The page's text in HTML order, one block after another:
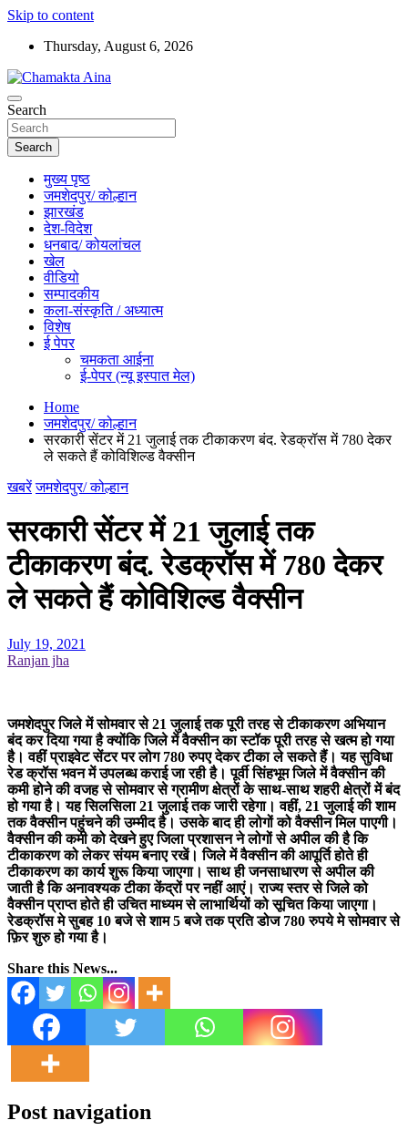
Skip to content
Thursday, August 6, 2026
Chamakta Aina
Hindi News Paper – Jharkhand
Search
Search
मुख्य पृष्ठ
जमशेदपुर/ कोल्हान
झारखंड
देश-विदेश
धनबाद/ कोयलांचल
खेल
वीडियो
सम्पादकीय
कला-संस्कृति / अध्यात्म
विशेष
ई पेपर
चमकता आईना
ई-पेपर (न्यू इस्पात मेल)
Home
जमशेदपुर/ कोल्हान
सरकारी सेंटर में 21 जुलाई तक टीकाकरण बंद. रेडक्रॉस में 780 देकर
ले सकते हैं कोविशिल्ड वैक्सीन
खबरें जमशेदपुर/ कोल्हान
सरकारी सेंटर में 21 जुलाई तक
टीकाकरण बंद. रेडक्रॉस में 780 देकर
ले सकते हैं कोविशिल्ड वैक्सीन
July 19, 2021
Ranjan jha
जमशेदपुर जिले में सोमवार से 21 जुलाई तक पूरी तरह से टीकाकरण अभियान
बंद कर दिया गया है क्योंकि जिले में वैक्सीन का स्टॉक पूरी तरह से खत्म हो गया
है। वहीं प्राइवेट सेंटर पर लोग 780 रुपए देकर टीका ले सकते हैं। यह सुविधा
रेड क्रॉस भवन में उपलब्ध कराई जा रही है। पूर्वी सिंहभूम जिले में वैक्सीन की
कमी होने की वजह से सोमवार से ग्रामीण क्षेत्रों के साथ-साथ शहरी क्षेत्रों में बंद
हो गया है। यह सिलसिला 21 जुलाई तक जारी रहेगा। वहीं, 21 जुलाई की शाम
तक वैक्सीन पहुंचने की उम्मीद है। उसके बाद ही लोगों को वैक्सीन मिल पाएगी।
वैक्सीन की कमी को देखने हुए जिला प्रशासन ने लोगों से अपील की है कि
टीकाकरण को लेकर संयम बनाए रखें। जिले में वैक्सीन की आपूर्ति होते ही
टीकाकरण का कार्य शुरू किया जाएगा। साथ ही जनसाधारण से अपील की
जाती है कि अनावश्यक टीका केंद्रों पर नहीं आएं। राज्य स्तर से जिले को
वैक्सीन प्राप्त होते ही उचित माध्यम से लाभार्थियों को सूचित किया जाएगा।
रेडक्रॉस मे सुबह 10 बजे से शाम 5 बजे तक प्रति डोज 780 रुपये मे सोमवार से
फ़िर शुरु हो गया है।
Share this News...
Post navigation